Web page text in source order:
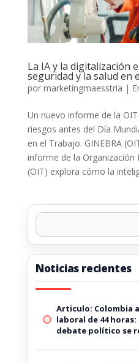
La IA y la digitalización
seguridad y la salud en
por marketingmaesstria |
Un nuevo informe de la
riesgos antes del Día
en el Trabajo. GINEBRA
informe de la Organización
(OIT) explora cómo la
Noticias recientes
Articulo: Colombia
laboral de 44
debate político se